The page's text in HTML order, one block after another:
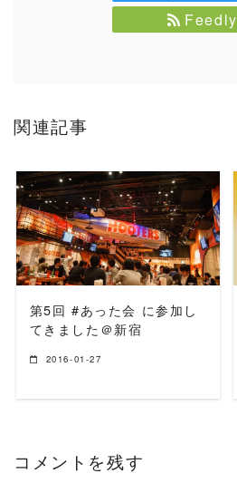
Feedly
関連記事
READ MORE
第5回 #あった会 に参加し
てきました＠新宿
2016-01-27
コメントを残す